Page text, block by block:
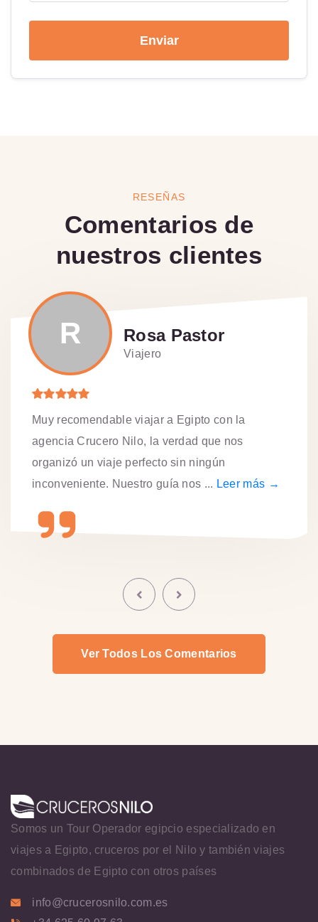
Enviar
RESEÑAS
Comentarios de
nuestros clientes
R Rosa Pastor
Viajero
Muy recomendable viajar a Egipto con la
agencia Crucero Nilo, la verdad que nos
organizó un viaje perfecto sin ningún
inconveniente. Nuestro guía nos ... Leer más →
Ver Todos Los Comentarios
Somos un Tour Operador egipcio especializado en
viajes a Egipto, cruceros por el Nilo y también viajes
combinados de Egipto con otros países
info@crucerosnilo.com.es